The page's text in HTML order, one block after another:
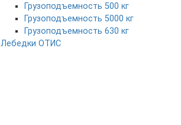
Грузоподъемность 500 кг
Грузоподъемность 5000 кг
Грузоподъемность 630 кг
Лебедки ОТИС